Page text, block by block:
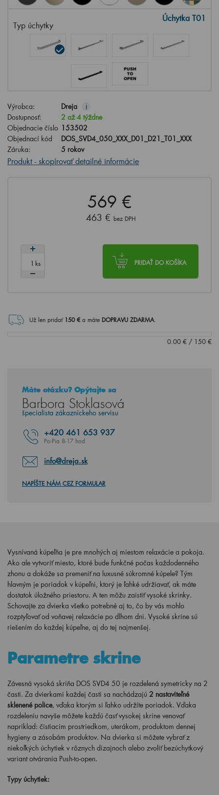
Typ úchytky
Úchytka T01
Výrobca: Dreja i
Dostupnosť:
2 až 4 týždne
Objednacie číslo 153502
Objednací kód
DOS_SVD4_050_XXX_D01_D21_T01_XXX
Záruka:
5 rokov
Produkt - skopírovať detailné informácie
569 €
463 € bez DPH
PRIDAŤ DO KOŠÍKA
ks
Už len pridať 150€ a máte DOPRAVU ZDARMA.
0.00 € / 150 €
Máte otázku? Opýtajte sa
Barbora Stoklasová
špecialista zákazníckeho servisu
+420 461 653 937
Po-Pia 8-17 hod
info@dreja.sk
NAPÍŠTE NÁM CEZ FORMULAR
Vysnívaná kúpeľňa je pre mnohých aj miestom relaxácie a pokoja.
Ako ale vytvoriť miesto, ktoré bude funkčné počas každodenného
zhonu a dokáže sa premeniť na luxusné súkromné kúpele? Tým
hlavným je poriadok v kúpeľni, ktorý je ľahké udržiavať, ak máte
dostatok úložného priestoru. A ten môžu zaistiť vysoké skrinky.
Schovajte za dvierka všetko potrebné aj to, čo by vás mohlo
rozptyľovať od voňavej relaxácie po dlhom dni. Vysoké skrine sú
riešením do každej kúpeľne, aj do tej najmenšej.
Parametre skrine
Závesná vysoká skriňa DOS SVD4 50 je rozdelená symetricky na 2
časti. Za dvierkami každej časti sa nachádzajú 2 nastaviteľné
sklenené police, vďaka ktorým si ľahko udržíte poriadok. Vďaka
rozdeleniu navyše môžete každú časť vysokej skrine venovať
napríklad: čistiacim prostriedkom, uterákom, produktom dennej
hygieny a zásobám produktov. Na dvierka si môžete vybrať z
niekoľkých úchytiek v rôznych dizajnoch alebo zvoliť bezúchytkový
variant otvárania Push-to-open.
Typy úchytiek: